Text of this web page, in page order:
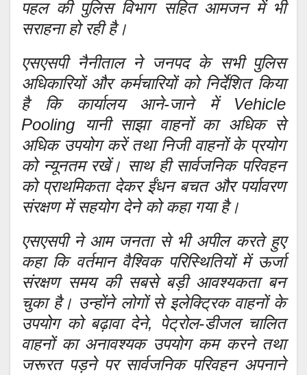
पहल की पुलिस विभाग सहित आमजन में भी
सराहना हो रही है।
एसएसपी नैनीताल ने जनपद के सभी पुलिस
अधिकारियों और कर्मचारियों को निर्देशित किया
है कि कार्यालय आने-जाने में Vehicle
Pooling यानी साझा वाहनों का अधिक से
अधिक उपयोग करें तथा निजी वाहनों के प्रयोग
को न्यूनतम रखें। साथ ही सार्वजनिक परिवहन
को प्राथमिकता देकर ईंधन बचत और पर्यावरण
संरक्षण में सहयोग देने को कहा गया है।
एसएसपी ने आम जनता से भी अपील करते हुए
कहा कि वर्तमान वैश्विक परिस्थितियों में ऊर्जा
संरक्षण समय की सबसे बड़ी आवश्यकता बन
चुका है। उन्होंने लोगों से इलेक्ट्रिक वाहनों के
उपयोग को बढ़ावा देने, पेट्रोल-डीजल चालित
वाहनों का अनावश्यक उपयोग कम करने तथा
जरूरत पड़ने पर सार्वजनिक परिवहन अपनाने